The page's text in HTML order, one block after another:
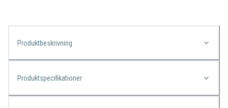
Produktbeskrivning
Produktspecifikationer